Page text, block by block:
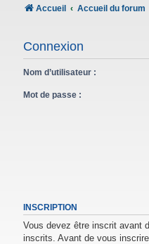
Accueil Accueil du forum
Connexion
Nom d’utilisateur :
Mot de passe :
INSCRIPTION
Vous devez être inscrit avant
inscrits. Avant de vous